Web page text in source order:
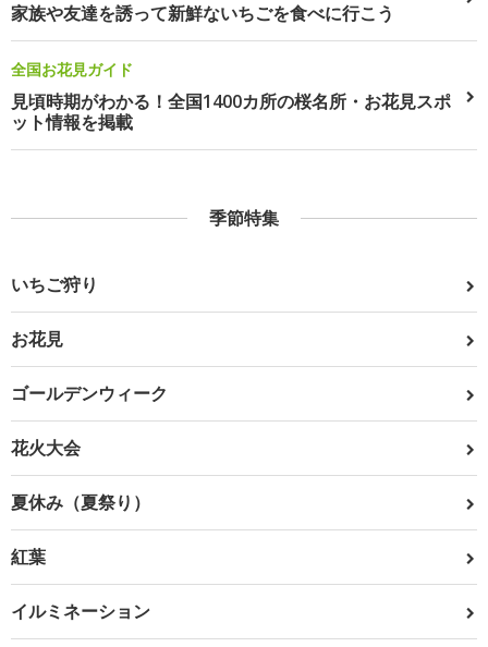
家族や友達を誘って新鮮ないちごを食べに行こう
全国お花見ガイド
見頃時期がわかる！全国1400カ所の桜名所・お花見スポ
ット情報を掲載
季節特集
いちご狩り
お花見
ゴールデンウィーク
花火大会
夏休み（夏祭り）
紅葉
イルミネーション